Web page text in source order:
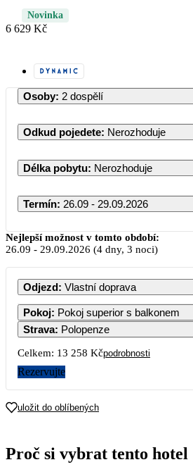
Novinka
6 629 Kč
Osoby: 2 dospělí
Odkud pojedete: Nerozhoduje
Délka pobytu: Nerozhoduje
Termín: 26.09 - 29.09.2026
Září 2026
PO ÚT ST ČT
1
11 629
2 3
7 8 9 10
21
28
6 629
29 30
Nejlepší možnost v tomto období:
26.09 - 29.09.2026 (4 dny, 3 noci)
Odjezd: Vlastní doprava
Pokoj:
Pokoj superior s balkonem
Strava: Polopenze
Celkem: 13 258 Kčpodrobnosti
Rezervujte
uložit do oblíbených
Proč si vybrat tento hotel